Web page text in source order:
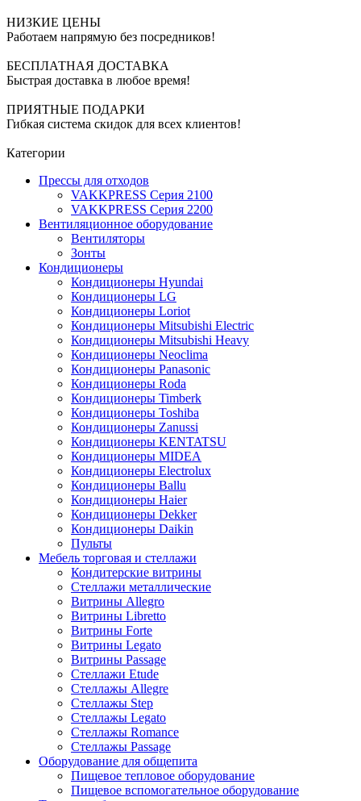
НИЗКИЕ ЦЕНЫ
Работаем напрямую без посредников!
БЕСПЛАТНАЯ ДОСТАВКА
Быстрая доставка в любое время!
ПРИЯТНЫЕ ПОДАРКИ
Гибкая система скидок для всех клиентов!
Категории
Прессы для отходов
VAKKPRESS Серия 2100
VAKKPRESS Серия 2200
Вентиляционное оборудование
Вентиляторы
Зонты
Кондиционеры
Кондиционеры Hyundai
Кондиционеры LG
Кондиционеры Loriot
Кондиционеры Mitsubishi Electric
Кондиционеры Mitsubishi Heavy
Кондиционеры Neoclima
Кондиционеры Panasonic
Кондиционеры Roda
Кондиционеры Timberk
Кондиционеры Toshiba
Кондиционеры Zanussi
Кондиционеры KENTATSU
Кондиционеры MIDEA
Кондиционеры Electrolux
Кондиционеры Ballu
Кондиционеры Haier
Кондиционеры Dekker
Кондиционеры Daikin
Пульты
Мебель торговая и стеллажи
Кондитерские витрины
Стеллажи металлические
Витрины Allegro
Витрины Libretto
Витрины Forte
Витрины Legato
Витрины Passage
Стеллажи Etude
Стеллажы Allegre
Стеллажы Step
Стеллажы Legato
Стеллажы Romance
Стеллажы Passage
Оборудование для общепита
Пищевое тепловое оборудование
Пищевое вспомогательное оборудование